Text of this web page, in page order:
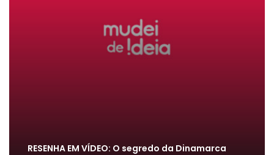
RESENHA EM VÍDEO: O segredo da Dinamarca